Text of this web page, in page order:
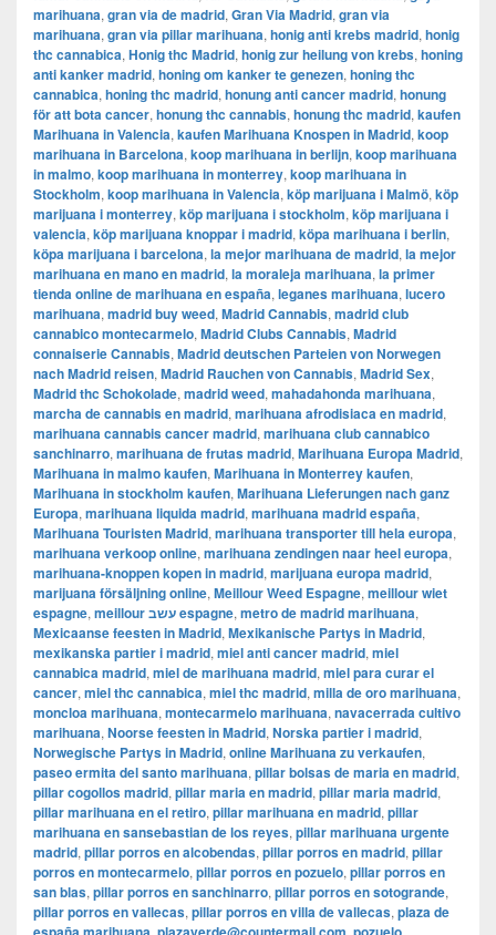
marihuana, gran via de madrid, ​​Gran Via Madrid, gran via
marihuana, gran via pillar marihuana, honig anti krebs madrid, honig
thc cannabica, Honig thc Madrid, honig zur heilung von krebs, honing
anti kanker madrid, honing om kanker te genezen, honing thc
cannabica, honing thc madrid, honung anti cancer madrid, honung
för att bota cancer, honung thc cannabis, honung thc madrid, kaufen
Marihuana in Valencia, kaufen Marihuana Knospen in Madrid, koop
marihuana in Barcelona, koop marihuana in berlijn, koop marihuana
in malmo, koop marihuana in monterrey, koop marihuana in
Stockholm, ​​koop marihuana in Valencia, köp marijuana i Malmö, köp
marijuana i monterrey, köp marijuana i stockholm, ​​köp marijuana i
valencia, köp marijuana knoppar i madrid, köpa marihuana i berlin,
köpa marijuana i barcelona, la mejor marihuana de madrid, la mejor
marihuana en mano en madrid, la moraleja marihuana, la primer
tienda online de marihuana en españa, leganes marihuana, lucero
marihuana, madrid buy weed, Madrid Cannabis, madrid club
cannabico montecarmelo, Madrid Clubs Cannabis, Madrid
connaiserie Cannabis, Madrid deutschen Parteien von Norwegen
nach Madrid reisen, Madrid Rauchen von Cannabis, Madrid Sex,
Madrid thc Schokolade, madrid weed, mahadahonda marihuana,
marcha de cannabis en madrid, marihuana afrodisiaca en madrid,
marihuana cannabis cancer madrid, marihuana club cannabico
sanchinarro, marihuana de frutas madrid, Marihuana Europa Madrid,
Marihuana in malmo kaufen, Marihuana in Monterrey kaufen,
Marihuana in stockholm kaufen, Marihuana Lieferungen nach ganz
Europa, marihuana liquida madrid, marihuana madrid españa,
Marihuana Touristen Madrid, marihuana transporter till hela europa,
marihuana verkoop online, marihuana zendingen naar heel europa,
marihuana-knoppen kopen in madrid, marijuana europa madrid,
marijuana försäljning online, Meillour Weed Espagne, meillour wiet
espagne, meillour עשב espagne, metro de madrid marihuana,
Mexicaanse feesten in Madrid, Mexikanische Partys in Madrid,
mexikanska partier i madrid, miel anti cancer madrid, miel
cannabica madrid, miel de marihuana madrid, miel para curar el
cancer, miel thc cannabica, miel thc madrid, milla de oro marihuana,
moncloa marihuana, montecarmelo marihuana, navacerrada cultivo
marihuana, Noorse feesten in Madrid, Norska partier i madrid,
Norwegische Partys in Madrid, online Marihuana zu verkaufen,
paseo ermita del santo marihuana, pillar bolsas de maria en madrid,
pillar cogollos madrid, pillar maria en madrid, pillar maria madrid,
pillar marihuana en el retiro, pillar marihuana en madrid, pillar
marihuana en sansebastian de los reyes, pillar marihuana urgente
madrid, pillar porros en alcobendas, pillar porros en madrid, pillar
porros en montecarmelo, pillar porros en pozuelo, pillar porros en
san blas, pillar porros en sanchinarro, pillar porros en sotogrande,
pillar porros en vallecas, pillar porros en villa de vallecas, plaza de